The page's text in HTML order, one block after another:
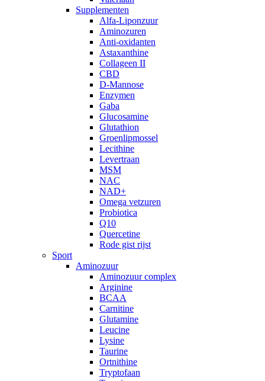
Supplementen
Alfa-Liponzuur
Aminozuren
Anti-oxidanten
Astaxanthine
Collageen II
CBD
D-Mannose
Enzymen
Gaba
Glucosamine
Glutathion
Groenlipmossel
Lecithine
Levertraan
MSM
NAC
NAD+
Omega vetzuren
Probiotica
Q10
Quercetine
Rode gist rijst
Sport
Aminozuur
Aminozuur complex
Arginine
BCAA
Carnitine
Glutamine
Leucine
Lysine
Taurine
Ortnithine
Tryptofaan